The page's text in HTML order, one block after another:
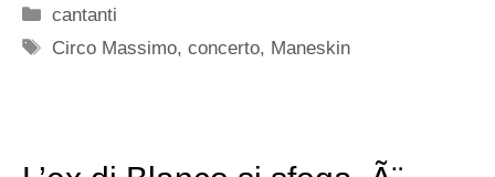
Categorie
cantanti
Tag
Circo Massimo,concerto, Maneskin